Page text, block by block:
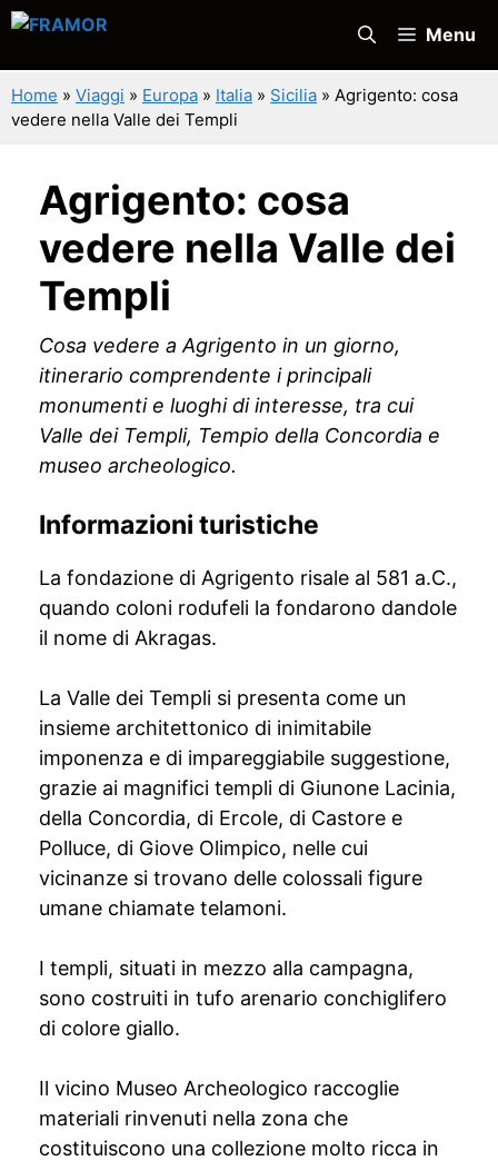
Vai
contenuto
Menu
Home » Viaggi » Europa » Italia » Sicilia » Agrigento: cosa
vedere nella Valle dei Templi
Agrigento: cosa
vedere nella Valle dei
Templi
Cosa vedere a Agrigento in un giorno,
itinerario comprendente i principali
monumenti e luoghi di interesse, tra cui
Valle dei Templi, Tempio della Concordia e
museo archeologico.
Informazioni turistiche
La fondazione di Agrigento risale al 581 a.C.,
quando coloni rodufeli la fondarono dandole
il nome di Akragas.
La Valle dei Templi si presenta come un
insieme architettonico di inimitabile
imponenza e di impareggiabile suggestione,
grazie ai magnifici templi di Giunone Lacinia,
della Concordia, di Ercole, di Castore e
Polluce, di Giove Olimpico, nelle cui
vicinanze si trovano delle colossali figure
umane chiamate telamoni.
I templi, situati in mezzo alla campagna,
sono costruiti in tufo arenario conchiglifero
di colore giallo.
Il vicino Museo Archeologico raccoglie
materiali rinvenuti nella zona che
costituiscono una collezione molto ricca in